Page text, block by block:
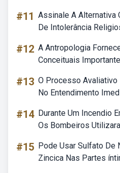
#11 Assinale A Alternativa
De Intolerância
#12 A Antropologia
Conceituais
#13 O Processo Avaliativo
No Entendimento
#14 Durante Um Incendio
Os Bombeiros
#15 Pode Usar Sulfato De
Zincica Nas Partes